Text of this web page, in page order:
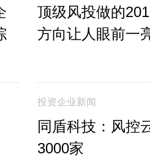
顶级风投做的
方向让人眼前一
投资企业新闻
同盾科技：风控
3000家